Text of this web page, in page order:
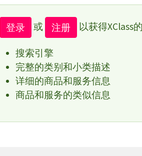
登录 或 注册 以获得XClass
搜索引擎
完整的类别和小类描述
详细的商品和服务信息
商品和服务的类似信息